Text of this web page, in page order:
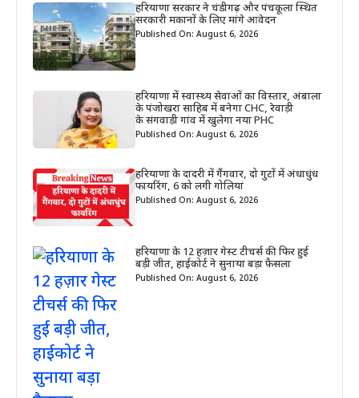
हरियाणा सरकार ने चंडीगढ़ और पंचकूला स्थित
सरकारी मकानों के लिए मांगे आवेदन
Published On: August 6, 2026
हरियाणा में स्वास्थ्य सेवाओं का विस्तार, अंबाला
के पंजोखरा साहिब में बनेगा CHC, रेवाड़ी
के संगवाड़ी गांव में खुलेगा नया PHC
Published On: August 6, 2026
हरियाणा के दादरी में गैंगवार, दो गुटों में अंधाधुंध
फायरिंग, 6 को लगी गोलियां
Published On: August 6, 2026
हरियाणा के 12 हज़ार गेस्ट टीचर्स की फिर हुई
बड़ी जीत, हाईकोर्ट ने सुनाया बड़ा फ़ैसला
Published On: August 6, 2026